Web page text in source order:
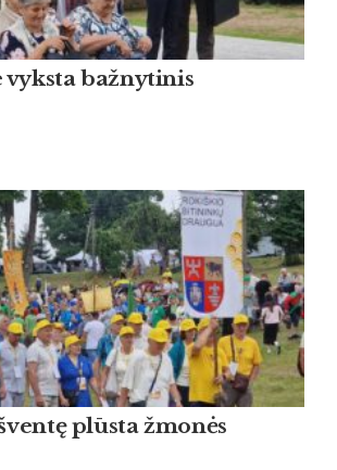
vyksta bažnytinis
plūsta žmonės